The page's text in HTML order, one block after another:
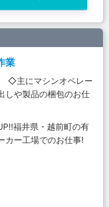
業
◇主にマシンオペレー
しや製品の梱包のお仕
福井県・越前町の有
カー工場でのお仕事!